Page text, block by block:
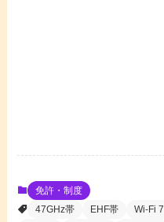
免許・制度
47GHz帯
EHF帯 Wi-Fi 7